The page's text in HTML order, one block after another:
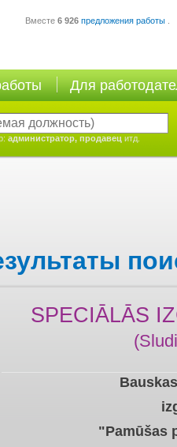
Вместе 6 926 предложения работы
Для
администратор, продавец итд.
SPECIĀLĀS
"Pamūšas